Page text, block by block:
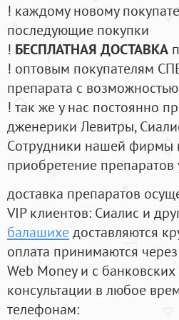
! каждому новому
последующие покупки
! БЕСПЛАТНАЯ ДОСТАВКА
! оптовым покупателям
препарата с
! так же у нас постоянно
дженерики Левитры,
Cотрудники нашей фирмы
приобретение
доставка препаратов
VIP клиентов: Сиалис и
балашихедоставляются
оплата принимаются
Web Money и с
консультации в любое
телефонам: